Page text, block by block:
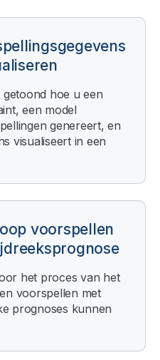
hoe u een
een model
genereert, en
visualiseert in een
voorspellen
het proces van het
voorspellen met
prognoses kunnen